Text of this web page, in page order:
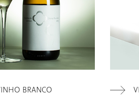
06 CONTACTO
BRANCO